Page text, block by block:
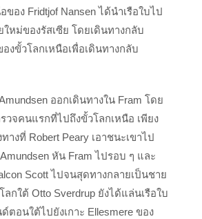
ของ Fridtjof Nansen ได้นำเรือใบไป
ใหม่ของรัสเซีย โดยเดินทางกลับ
งขั้วโลกเหนือเพื่อเดินทางกลับ
ออกเดินทางใน Fram โดย
วจคนแรกที่ไปถึงขั้วโลกเหนือ เพียง
างที่ Robert Peary เอาชนะเขาไป
หัน Fram ไปรอบ ๆ และ
Scott ไปจนสุดทางกลายเป็นชาย
กใต้ Otto Sverdrup ยังได้แล่นเรือใบ
ตอนใต้ไปยังเกาะ Ellesmere ของ